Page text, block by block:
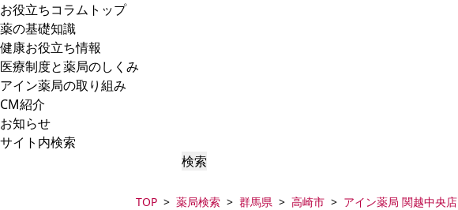
お役立ちコラムトップ
薬の基礎知識
健康お役立ち情報
医療制度と薬局のしくみ
アイン薬局の取り組み
CM紹介
お知らせ
サイト内検索
検索
TOP 薬局検索 群馬県 高崎市 アイン薬局 関越中央店